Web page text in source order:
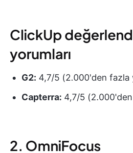
ClickUp
yorumları
G2: 4,7/5 (2.000'den fazla
Capterra: 4,7/5
2. OmniFocus